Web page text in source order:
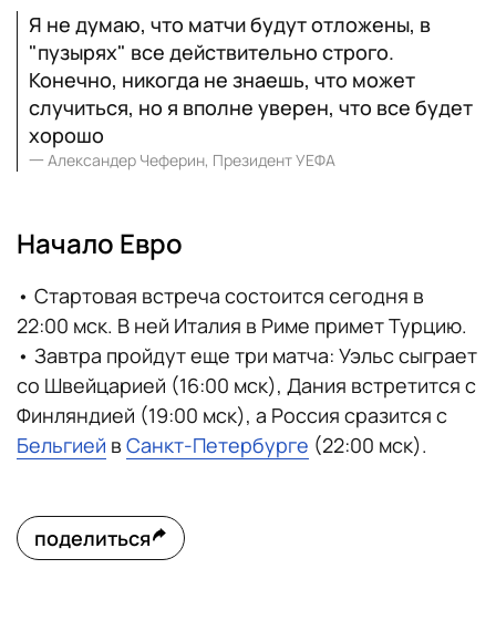
Я не думаю, что матчи будут отложены, в
"пузырях" все действительно строго.
Конечно, никогда не знаешь, что может
случиться, но я вполне уверен, что все будет
хорошо
一 Александер Чеферин, Президент УЕФА
Начало Евро
• Стартовая встреча состоится сегодня в
22:00 мск. В ней Италия в Риме примет Турцию.
• Завтра пройдут еще три матча: Уэльс сыграет
со Швейцарией (16:00 мск), Дания встретится с
Финляндией (19:00 мск), а Россия сразится с
Бельгией в Санкт-Петербурге (22:00 мск).
поделиться